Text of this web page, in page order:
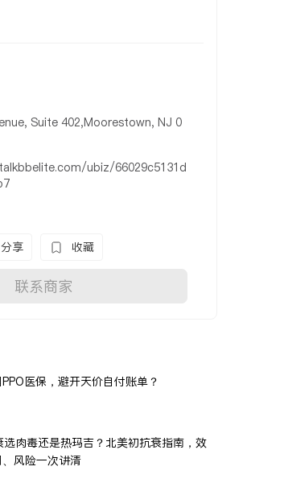
Suite 402,Moorestown, NJ 0
ubiz/66029c5131d
分享 收藏
联系商家
医保，避开天价自付账单？
选肉毒还是热玛吉？北美初抗衰指南，效
风险一次讲清